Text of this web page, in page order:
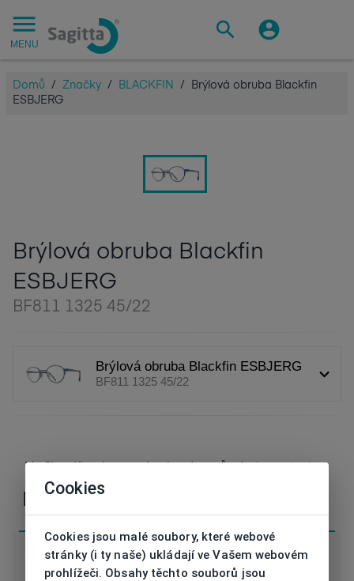
MENU
Domů / Značky / BLACKFIN /
Brýlová obruba Blackfin
ESBJERG
Brýlová obruba Blackfin
ESBJERG
BF811 1325 45/22
Brýlová obruba Blackfin ESBJERG
BF811 1325 45/22
V případě nejasností nebo dotazů náskontaktujte
Cookies
Cookies jsou malé soubory, které webové
stránky (i ty naše) ukládají ve Vašem webovém
prohlížeči. Obsahy těchto souborů jsou